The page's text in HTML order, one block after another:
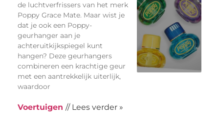
de luchtverfrissers van het merk
Poppy Grace Mate. Maar wist je
dat je ook een Poppy-
geurhanger aan je
achteruitkijkspiegel kunt
hangen? Deze geurhangers
combineren een krachtige geur
met een aantrekkelijk uiterlijk,
waardoor
Voertuigen // Lees verder »